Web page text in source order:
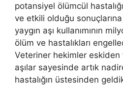
potansiyel ölümcül
ve etkili olduğu sonuçlarına
yaygın aşı kullanımının
ölüm ve hastalıkları
Veteriner hekimler eskiden
aşılar sayesinde artık
hastalığın üstesinden